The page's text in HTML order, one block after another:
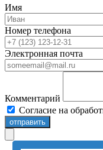
Имя
Номер телефона
Электронная почта
Комментарий
Согласие на
отправить